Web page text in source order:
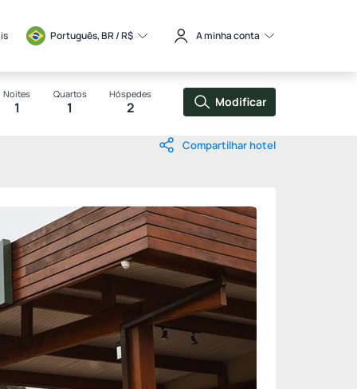
Português, BR / R$ A minha conta
Noites
1
Quartos
1
Hóspedes
2 Modificar
Compartilhar hotel